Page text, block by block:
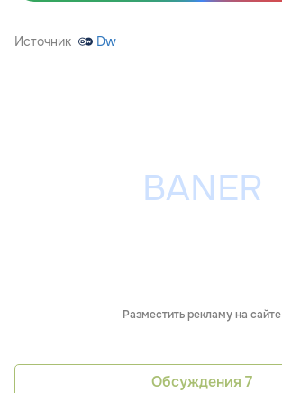
Источник Dw
Разместить рекламу на сайте
Обсуждения 7